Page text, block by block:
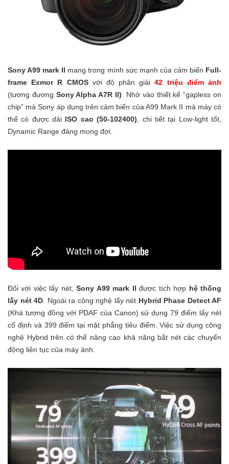
Sony A99 mark II mang trong mình sức mạnh của cảm biến Full-
frame Exmor R CMOSvới độ phân giải 42 triệu điểm ảnh
(tương đương Sony Alpha A7R II) . Nhờ vào thiết kế “gapless on
chip” mà Sony áp dụng trên cảm biến của A99 Mark II mà máy có
thể có được dải ISO cao (50-102400) , chi tiết tại Low-light tốt,
Dynamic Range đáng mong đợi.
Đối với việc lấy nét,Sony A99 mark II được tích hợp hệ thống
lấy nét 4D . Ngoài ra công nghệ lấy nét Hybrid Phase Detect AF
(Khá tương đồng với PDAF của Canon) sử dụng 79 điểm lấy nét
cố định và 399 điểm tại mặt phẳng tiêu điểm. Việc sử dụng công
nghệ Hybrid trên có thể nâng cao khả năng bắt nét các chuyển
động liên tục của máy ảnh.